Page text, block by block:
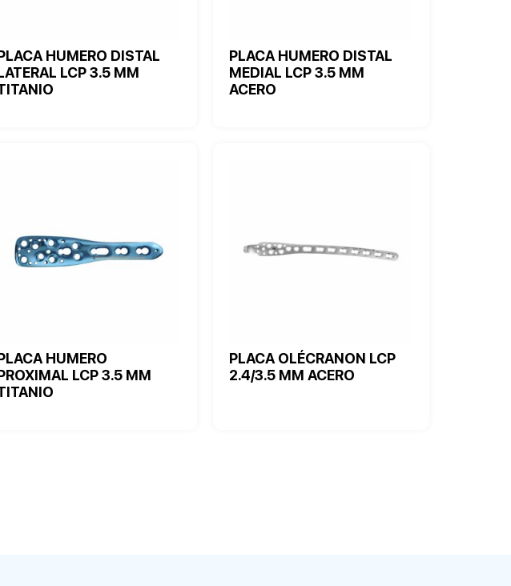
HUMERO DISTAL
LCP 3.5 MM
PLACA HUMERO DISTAL
MEDIAL LCP 3.5 MM
ACERO
HUMERO
LCP 3.5 MM
PLACA OLÉCRANON LCP
2.4/3.5 MM ACERO